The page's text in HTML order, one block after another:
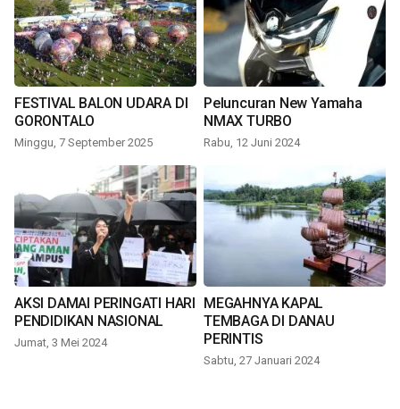
FESTIVAL BALON UDARA DI
GORONTALO
Minggu, 7 September 2025
Peluncuran New Yamaha
NMAX TURBO
Rabu, 12 Juni 2024
AKSI DAMAI PERINGATI HARI
PENDIDIKAN NASIONAL
Jumat, 3 Mei 2024
MEGAHNYA KAPAL
TEMBAGA DI DANAU
PERINTIS
Sabtu, 27 Januari 2024